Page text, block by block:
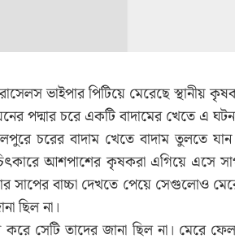
ভাইপার পিটিয়ে মেরেছে স্থানীয়
পদ্মার চরে একটি বাদামের খেতে এ
চরের বাদাম খেতে বাদাম তুলতে
আশপাশের কৃষকরা এগিয়ে এসে
বাচ্চা দেখতে পেয়ে সেগুলোও
ছিল না।
সেটি তাদের জানা ছিল না। মেরে